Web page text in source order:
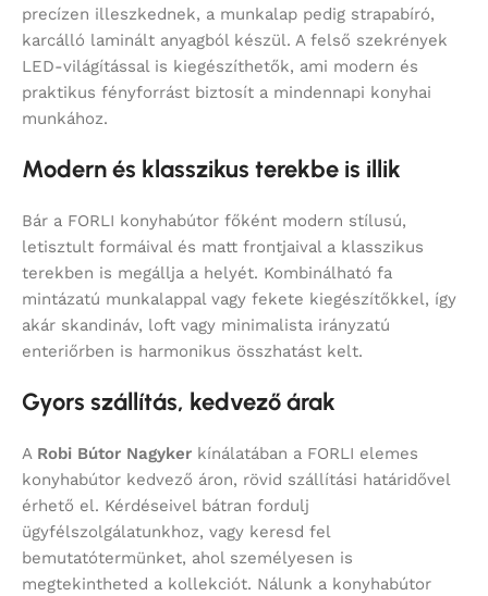
precízen illeszkednek, a munkalap pedig strapabíró,
karcálló laminált anyagból készül. A felső szekrények
LED-világítással is kiegészíthetők, ami modern és
praktikus fényforrást biztosít a mindennapi konyhai
munkához.
Modern és klasszikus terekbe is illik
Bár a FORLI konyhabútor főként modern stílusú,
letisztult formáival és matt frontjaival a klasszikus
terekben is megállja a helyét. Kombinálható fa
mintázatú munkalappal vagy fekete kiegészítőkkel, így
akár skandináv, loft vagy minimalista irányzatú
enteriőrben is harmonikus összhatást kelt.
Gyors szállítás, kedvező árak
A Robi Bútor Nagyker kínálatában a FORLI elemes
konyhabútor kedvező áron, rövid szállítási határidővel
érhető el. Kérdéseivel bátran fordulj
ügyfélszolgálatunkhoz, vagy keresd fel
bemutatótermünket, ahol személyesen is
megtekintheted a kollekciót. Nálunk a konyhabútor